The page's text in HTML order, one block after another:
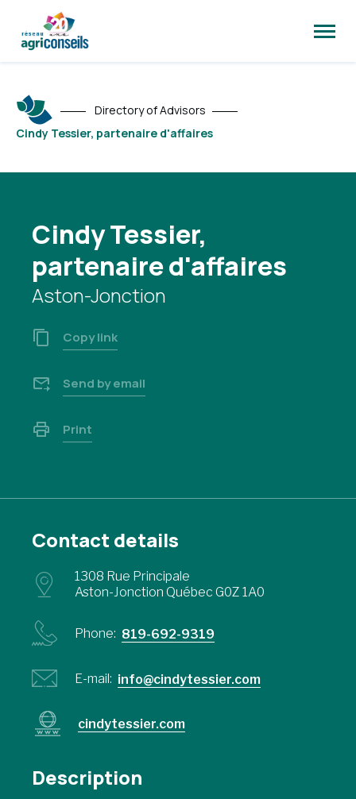
site
Directory of Advisors
Cindy Tessier, partenaire d'affaires
Cindy Tessier,
partenaire d'affaires
Aston-Jonction
Copy link
Send by email
Print
Contact details
1308 Rue Principale
Aston-Jonction Québec G0Z 1A0
Phone: 819-692-9319
E-mail: info@cindytessier.com
cindytessier.com
Description